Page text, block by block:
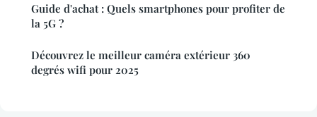
Guide d'achat : Quels smartphones pour profiter de
la 5G ?
Découvrez le meilleur caméra extérieur 360
degrés wifi pour 2025